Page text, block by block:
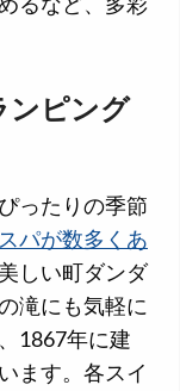
ンピング
ったりの季節
スパが数多くあ
しい町ダンダ
滝にも気軽に
1867年に建
ます。各スイ